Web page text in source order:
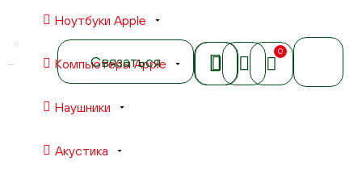
Ноутбуки Apple
Компьютеры Apple
Наушники
Акустика
Связаться
0